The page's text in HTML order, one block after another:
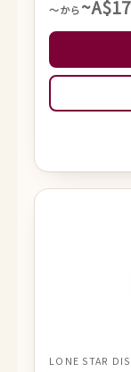
～から
LONE STAR